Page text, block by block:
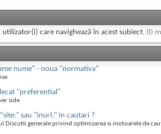
care navighează în acest subiect. (0
nume" - noua "normativa"
"preferential"
side
sau "inurl:" in cautari ?
Discutii generale privind optimizarea si motoarele de